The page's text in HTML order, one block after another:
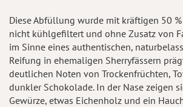
Diese Abfüllung wurde mit kräftigen 50
nicht kühlgefiltert und ohne Zusatz von
im Sinne eines authentischen,
Reifung in ehemaligen Sherryfässern
deutlichen Noten von Trockenfrüchten,
dunkler Schokolade. In der Nase zeigen
Gewürze, etwas Eichenholz und ein